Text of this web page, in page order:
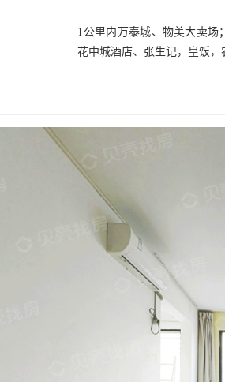
1公里内万泰城、物美大卖
花中城酒店、张生记，皇饭，